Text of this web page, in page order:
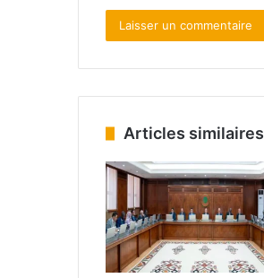
Articles similaires